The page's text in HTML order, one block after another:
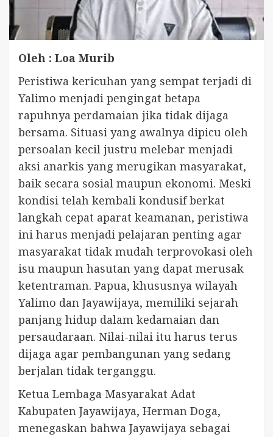
Oleh : Loa Murib
Peristiwa kericuhan yang sempat terjadi di
Yalimo menjadi pengingat betapa
rapuhnya perdamaian jika tidak dijaga
bersama. Situasi yang awalnya dipicu oleh
persoalan kecil justru melebar menjadi
aksi anarkis yang merugikan masyarakat,
baik secara sosial maupun ekonomi. Meski
kondisi telah kembali kondusif berkat
langkah cepat aparat keamanan, peristiwa
ini harus menjadi pelajaran penting agar
masyarakat tidak mudah terprovokasi oleh
isu maupun hasutan yang dapat merusak
ketentraman. Papua, khususnya wilayah
Yalimo dan Jayawijaya, memiliki sejarah
panjang hidup dalam kedamaian dan
persaudaraan. Nilai-nilai itu harus terus
dijaga agar pembangunan yang sedang
berjalan tidak terganggu.
Ketua Lembaga Masyarakat Adat
Kabupaten Jayawijaya, Herman Doga,
menegaskan bahwa Jayawijaya sebagai